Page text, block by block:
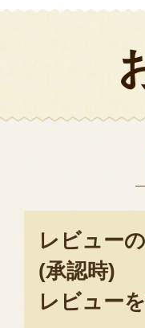
レビュー
(承認時)
レビュー